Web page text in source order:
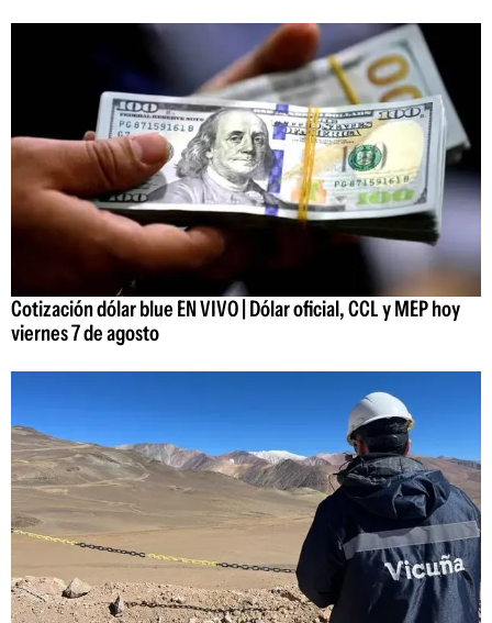
Cotización dólar blue EN VIVO | Dólar oficial, CCL y MEP hoy
viernes 7 de agosto